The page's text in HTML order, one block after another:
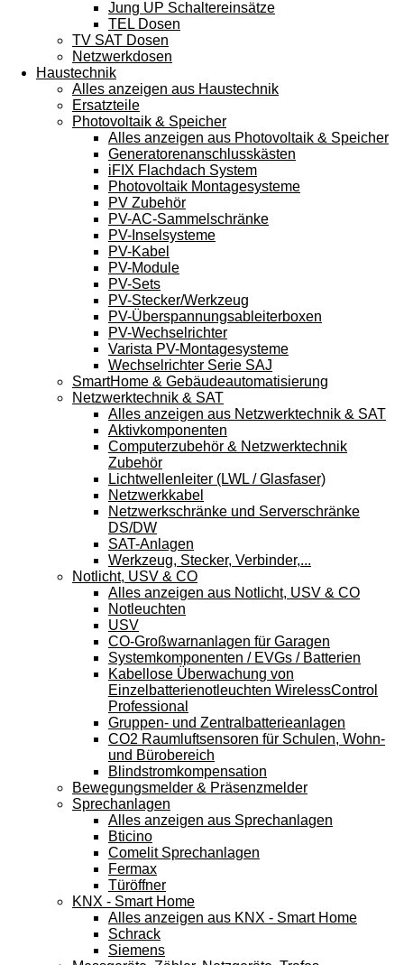
Jung UP Schaltereinsätze
TEL Dosen
TV SAT Dosen
Netzwerkdosen
Haustechnik
Alles anzeigen aus Haustechnik
Ersatzteile
Photovoltaik & Speicher
Alles anzeigen aus Photovoltaik & Speicher
Generatorenanschlusskästen
iFIX Flachdach System
Photovoltaik Montagesysteme
PV Zubehör
PV-AC-Sammelschränke
PV-Inselsysteme
PV-Kabel
PV-Module
PV-Sets
PV-Stecker/Werkzeug
PV-Überspannungsableiterboxen
PV-Wechselrichter
Varista PV-Montagesysteme
Wechselrichter Serie SAJ
SmartHome & Gebäudeautomatisierung
Netzwerktechnik & SAT
Alles anzeigen aus Netzwerktechnik & SAT
Aktivkomponenten
Computerzubehör & Netzwerktechnik
Zubehör
Lichtwellenleiter (LWL / Glasfaser)
Netzwerkkabel
Netzwerkschränke und Serverschränke
DS/DW
SAT-Anlagen
Werkzeug, Stecker, Verbinder,...
Notlicht, USV & CO
Alles anzeigen aus Notlicht, USV & CO
Notleuchten
USV
CO-Großwarnanlagen für Garagen
Systemkomponenten / EVGs / Batterien
Kabellose Überwachung von
Einzelbatterienotleuchten WirelessControl
Professional
Gruppen- und Zentralbatterieanlagen
CO2 Raumluftsensoren für Schulen, Wohn-
und Bürobereich
Blindstromkompensation
Bewegungsmelder & Präsenzmelder
Sprechanlagen
Alles anzeigen aus Sprechanlagen
Bticino
Comelit Sprechanlagen
Fermax
Türöffner
KNX - Smart Home
Alles anzeigen aus KNX - Smart Home
Schrack
Siemens